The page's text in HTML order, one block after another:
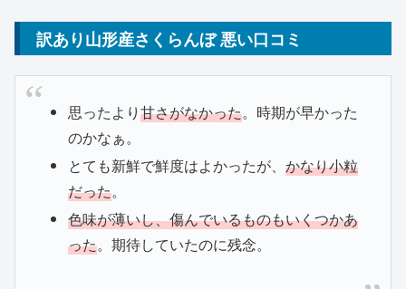
訳あり山形産さくらんぼ 悪い口コミ
思ったより甘さがなかった。時期が早かった
のかなぁ。
とても新鮮で鮮度はよかったが、 かなり小粒
だった。
色味が薄いし、傷んでいるものもいくつかあ
った。期待していたのに残念。